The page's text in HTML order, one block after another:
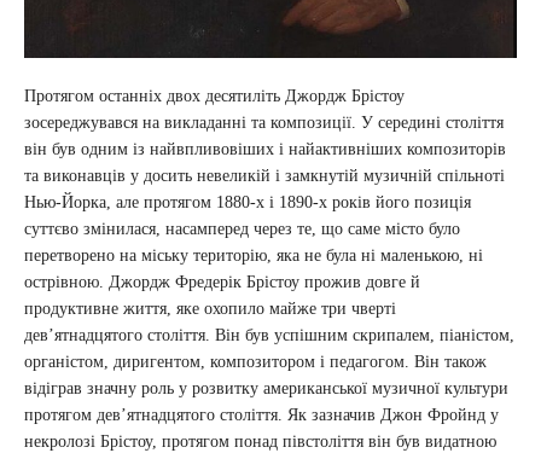
Протягом останніх двох десятиліть Джордж Брістоу
зосереджувався на викладанні та композиції. У середині століття
він був одним із найвпливовіших і найактивніших композиторів
та виконавців у досить невеликій і замкнутій музичній спільноті
Нью-Йорка, але протягом 1880-х і 1890-х років його позиція
суттєво змінилася, насамперед через те, що саме місто було
перетворено на міську територію, яка не була ні маленькою, ні
острівною. Джордж Фредерік Брістоу прожив довге й
продуктивне життя, яке охопило майже три чверті
дев’ятнадцятого століття. Він був успішним скрипалем, піаністом,
органістом, диригентом, композитором і педагогом. Він також
відіграв значну роль у розвитку американської музичної культури
протягом дев’ятнадцятого століття. Як зазначив Джон Фройнд у
некролозі Брістоу, протягом понад півстоліття він був видатною